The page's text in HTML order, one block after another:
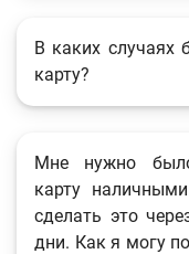
В каких случаях
карту?
Мне нужно
карту
сделать это
дни. Как я могу